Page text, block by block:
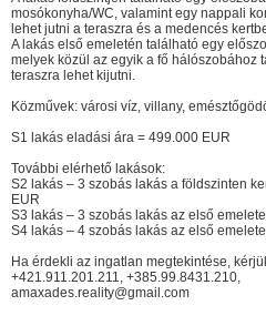
mosókonyha/WC, valamint egy nappali
lehet jutni a teraszra és a medencés
A lakás első emeletén található egy
melyek közül az egyik a fő hálószobához
teraszra lehet kijutni.
Közművek: városi víz, villany,
S1 lakás eladási ára = 499.000 EUR
További elérhető lakások:
S2 lakás – 3 szobás lakás a földszinten
EUR
S3 lakás – 3 szobás lakás az első
S4 lakás – 4 szobás lakás az első
Ha érdekli az ingatlan megtekintése,
+421.911.201.211, +385.99.8431.210,
amaxades.reality@gmail.com